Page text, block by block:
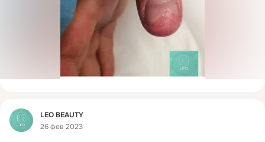
Фид
LEO BEAUTY
26 фев 2023